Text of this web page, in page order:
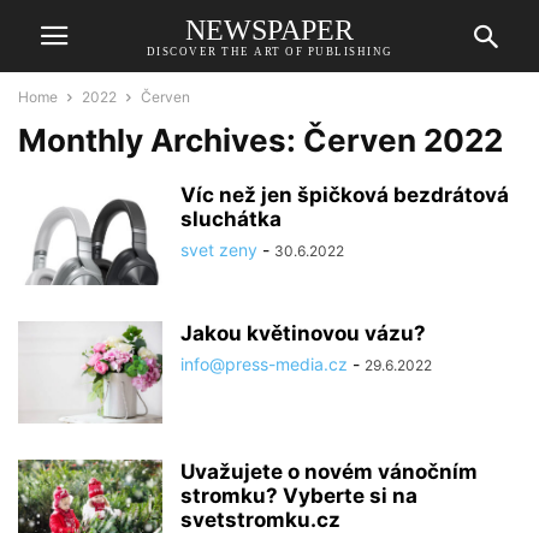
NEWSPAPER
DISCOVER THE ART OF PUBLISHING
Home 2022 Červen
Monthly Archives: Červen 2022
Víc než jen špičková bezdrátová
sluchátka
svet zeny - 30.6.2022
Jakou květinovou vázu?
info@press-media.cz - 29.6.2022
Uvažujete o novém vánočním
stromku? Vyberte si na
svetstromku.cz